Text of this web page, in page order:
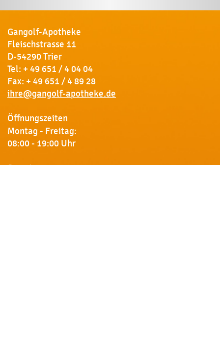
Gangolf-Apotheke
Fleischstrasse 11
D-54290 Trier
Tel: + 49 651 / 4 04 04
Fax: + 49 651 / 4 89 28
ihre@gangolf-apotheke.de
Öffnungszeiten
Montag - Freitag:
08:00 - 19:00 Uhr
Samstag: